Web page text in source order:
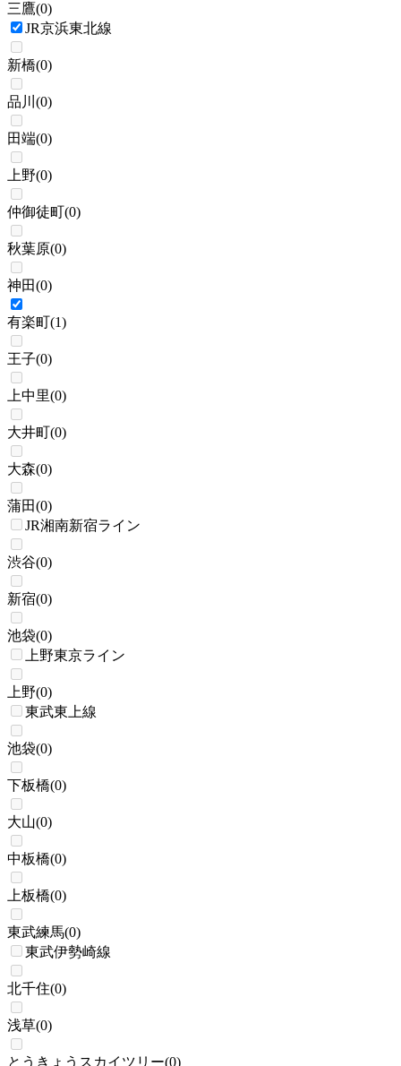
三鷹(0)
JR京浜東北線
新橋(0)
品川 (0)
田端(0)
上野(0)
仲御徒町(0)
秋葉原(0)
神田(0)
有楽町(1)
王子(0)
上中里(0)
大井町(0)
大森(0)
蒲田(0)
JR湘南新宿ライン
渋谷(0)
新宿(0)
池袋(0)
上野東京ライン
上野(0)
東武東上線
池袋(0)
下板橋(0)
大山(0)
中板橋(0)
上板橋(0)
東武練馬(0)
東武伊勢崎線
北千住(0)
浅草(0)
とうきょうスカイツリー(0)